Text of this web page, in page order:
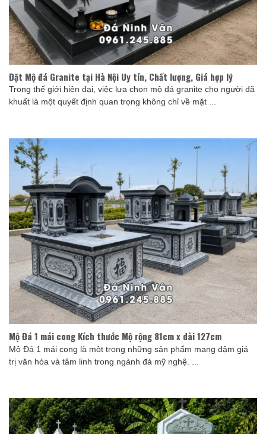
Đặt Mộ đá Granite tại Hà Nội Uy tín, Chất lượng, Giá hợp lý
Trong thế giới hiện đại, việc lựa chọn mộ đá granite cho người đã
khuất là một quyết định quan trọng không chỉ về mặt ...
Mộ Đá 1 mái cong Kích thước Mộ rộng 81cm x dài 127cm
Mộ Đá 1 mái cong là một trong những sản phẩm mang đậm giá
trị văn hóa và tâm linh trong ngành đá mỹ nghệ. ...